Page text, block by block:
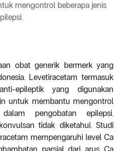
mengontrol beberapa jenis
obat generik bermerk yang
Levetiracetam termasuk
epileptik yang digunakan
untuk membantu mengontrol
pengobatan epilepsi.
tidak diketahui. Studi
mempengaruhi level Ca